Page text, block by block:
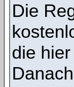
Die
die